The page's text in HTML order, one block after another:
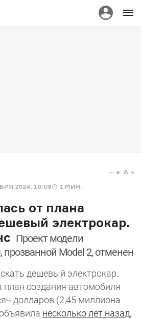
2024, 10:08 1 МИН.
a A
от плана
электрокар.
Проект модели
прозванной Model 2, отменен
дешевый электрокар.
создания автомобиля
долларов (2,45 миллиона
несколько лет назад,